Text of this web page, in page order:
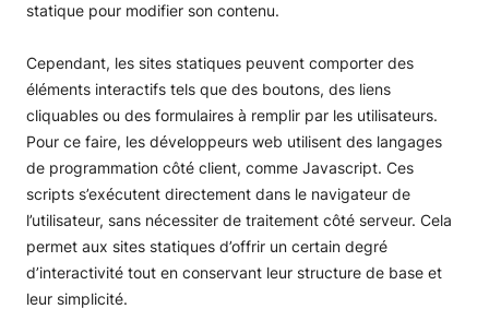
statique pour modifier son contenu.
Cependant, les sites statiques peuvent comporter des
éléments interactifs tels que des boutons, des liens
cliquables ou des formulaires à remplir par les utilisateurs.
Pour ce faire, les développeurs web utilisent des langages
de programmation côté client, comme Javascript. Ces
scripts s’exécutent directement dans le navigateur de
l’utilisateur, sans nécessiter de traitement côté serveur. Cela
permet aux sites statiques d’offrir un certain degré
d’interactivité tout en conservant leur structure de base et
leur simplicité.